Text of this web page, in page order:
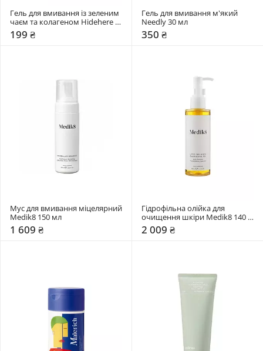
Гель для вмивання із зеленим
чаєм та колагеном Hidehere
25 мл
199 ₴
Гель для вмивання м'який
Needly 30 мл
350 ₴
Мус для вмивання міцелярний
Medik8 150 мл
1 609 ₴
Гідрофільна олійка для
очищення шкіри Medik8 140
мл
2 009 ₴